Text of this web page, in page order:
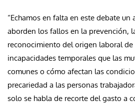
“Echamos en falta en este debate un
aborden los fallos en la prevención,
reconocimiento del origen laboral de
incapacidades temporales que las
comunes o cómo afectan las
precariedad a las personas
solo se habla de recorte del gasto a